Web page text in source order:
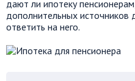
дают ли ипотеку
дополнительных
ответить на него.